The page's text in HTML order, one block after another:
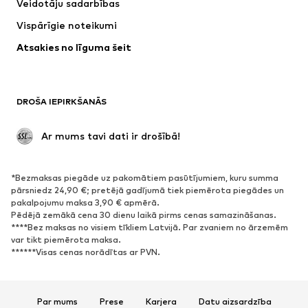
Veidotāju sadarbības
Vispārīgie noteikumi
Atsakies no līguma šeit
DROŠA IEPIRKŠANĀS
Ar mums tavi dati ir drošībā!
*Bezmaksas piegāde uz pakomātiem pasūtījumiem, kuru summa
pārsniedz 24,90 €; pretējā gadījumā tiek piemērota piegādes un
pakalpojumu maksa 3,90 € apmērā.
Pēdējā zemākā cena 30 dienu laikā pirms cenas samazināšanas.
****Bez maksas no visiem tīkliem Latvijā. Par zvaniem no ārzemēm
var tikt piemērota maksa.
******Visas cenas norādītas ar PVN.
Par mums Prese Karjera Datu aizsardzība